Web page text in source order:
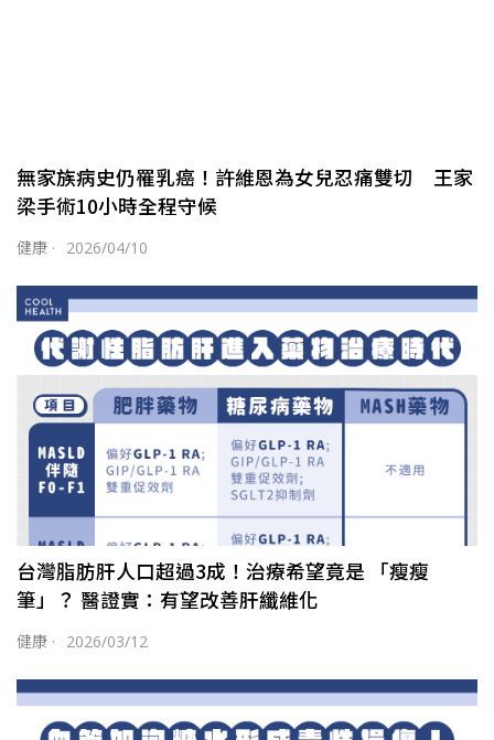
無家族病史仍罹乳癌！許維恩為女兒忍痛雙切 王家
梁手術10小時全程守候
健康 · 2026/04/10
台灣脂肪肝人口超過3成！治療希望竟是 「瘦瘦
筆」？ 醫證實：有望改善肝纖維化
健康 · 2026/03/12